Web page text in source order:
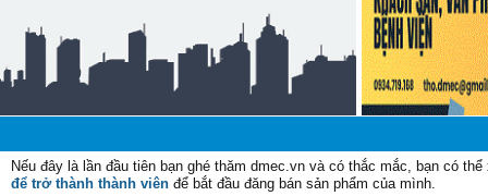
Nếu đây là lần đầu tiên bạn ghé thăm dmec.vn và có thắc mắc, bạn có
để trở thành thành viên để bắt đầu đăng bán sản phẩm của mình.